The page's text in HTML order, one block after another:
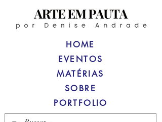
HOME
MATÉRIAS
SOBRE
PORTFOLIO
EVENTOS